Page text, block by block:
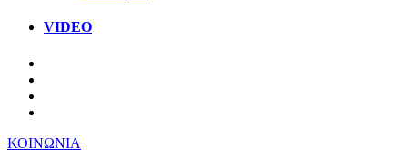
VIDEO
ΚΟΙΝΩΝΙΑ